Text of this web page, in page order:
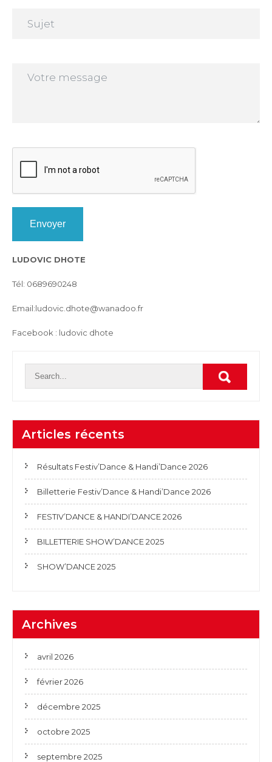
Envoyer
LUDOVIC DHOTE
Tél: 0689690248
Email:ludovic.dhote@wanadoo.fr
Facebook : ludovic dhote
Articles récents
Résultats Festiv’Dance & Handi’Dance 2026
Billetterie Festiv’Dance & Handi’Dance 2026
FESTIV’DANCE & HANDI’DANCE 2026
BILLETTERIE SHOW’DANCE 2025
SHOW’DANCE 2025
Archives
avril 2026
février 2026
décembre 2025
octobre 2025
septembre 2025